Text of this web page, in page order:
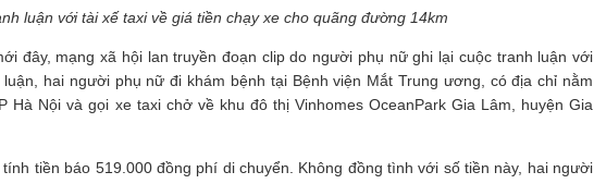
luận với tài xế taxi về giá tiền chạy xe cho quãng đường 14km
đây, mạng xã hội lan truyền đoạn clip do người phụ nữ ghi lại cuộc tranh luận với
hai người phụ nữ đi khám bệnh tại Bệnh viện Mắt Trung ương, có địa chỉ nằm
Hà Nội và gọi xe taxi chở về khu đô thị Vinhomes OceanPark Gia Lâm, huyện Gia
tiền báo 519.000 đồng phí di chuyển. Không đồng tình với số tiền này, hai người